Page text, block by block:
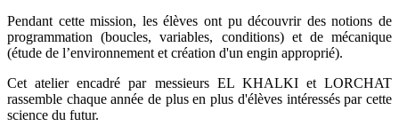
Pendant cette mission, les élèves ont pu découvrir des notions de
programmation (boucles, variables, conditions) et de mécanique
(étude de l’environnement et création d'un engin approprié).
Cet atelier encadré par messieurs EL KHALKI et LORCHAT
rassemble chaque année de plus en plus d'élèves intéressés par cette
science du futur.